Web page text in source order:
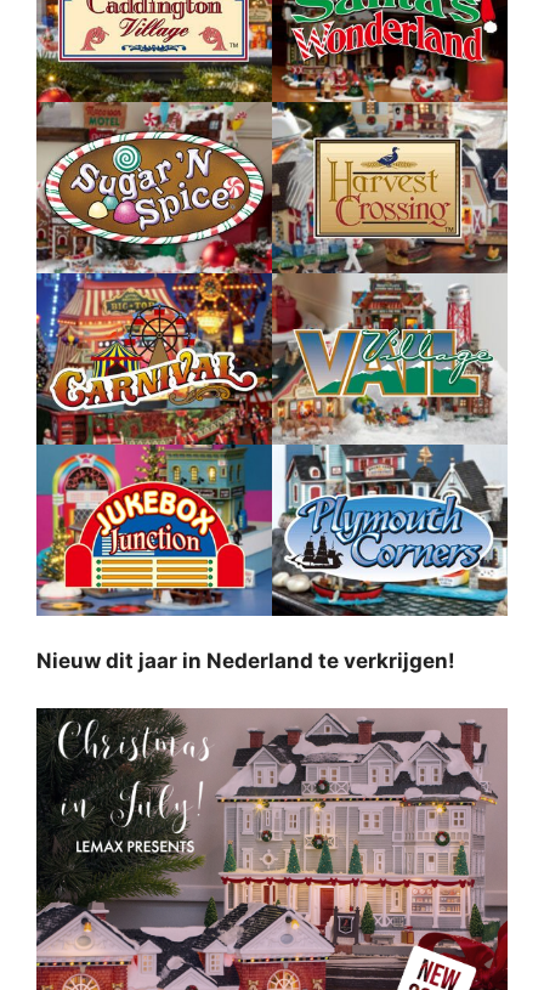
Nieuw dit jaar in Nederland te verkrijgen!